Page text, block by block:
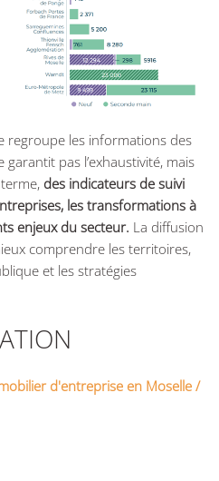
regroupe les informations des
pas l’exhaustivité, mais
des indicateurs de suivi
les transformations à
enjeux du secteur. La diffusion
comprendre les territoires,
et les stratégies
d'entreprise en Moselle /